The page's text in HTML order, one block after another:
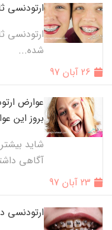
ارتودنسی
شده...
26 آبان 97
عوارض
بروز این
شاید
آگاهی
23 آبان 97
ارتودنسی